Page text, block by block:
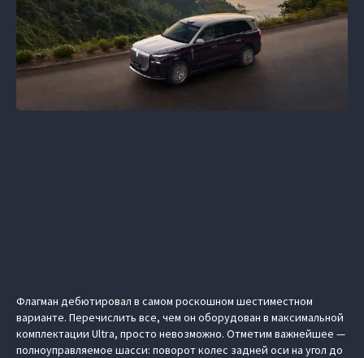
Флагман дебютировал в самом роскошном шестиместном
варианте. Перечислить все, чем он оборудован в максимальной
комплектации Ultra, просто невозможно. Отметим важнейшее —
полноуправляемое шасси: поворот колес задней оси на угол до